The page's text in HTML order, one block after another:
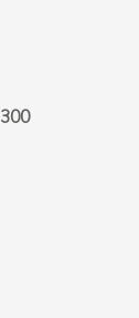
300